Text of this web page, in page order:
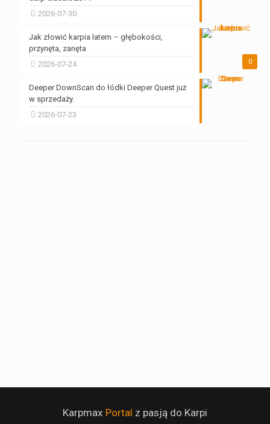
2026-07-30
0
Jak złowić karpia latem – głębokości,
przynęta, zanęta
2026-07-24
Deeper DownScan do łódki Deeper Quest już
w sprzedaży.
2026-07-23
Karpmax Portal z pasją do Karpi